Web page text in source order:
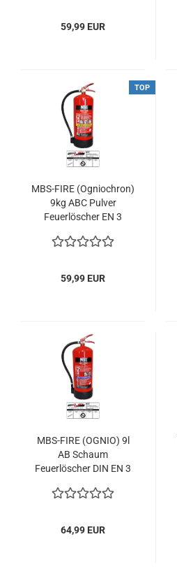
59,99 EUR
TOP
MBS-FIRE (Ogniochron)
9kg ABC Pulver
Feuerlöscher EN 3
inkl. Plakette
59,99 EUR
MBS-FIRE (OGNIO) 9l
AB Schaum
Feuerlöscher DIN EN 3
64,99 EUR